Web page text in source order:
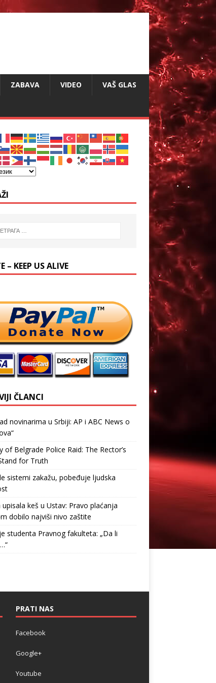
ZABAVA VIDEO VAŠ GLAS
– KEEP US ALIVE
ČLANCI
novinarima u Srbiji: AP i ABC News o
of Belgrade Police Raid: The Rector’s
for Truth
sistemi zakažu, pobeđuje ljudska
upisala keš u Ustav: Pravo plaćanja
dobilo najviši nivo zaštite
studenta Pravnog fakulteta: „Da li
PRATI NAS
Facebook
Google+
Youtube